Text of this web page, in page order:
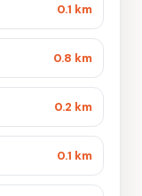
0.1 km
0.8 km
0.2 km
0.1 km